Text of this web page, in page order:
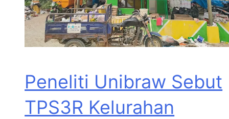
Peneliti Unibraw Sebut
TPS3R Kelurahan